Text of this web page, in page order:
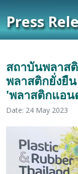
Press
สถาบันพลาส
พลาสติกยั่งยื
'พลาสติกแอน
Date: 24 May 2023